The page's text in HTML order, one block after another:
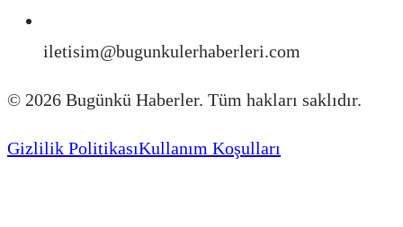
iletisim@bugunkulerhaberleri.com
© 2026 Bugünkü Haberler. Tüm hakları saklıdır.
Gizlilik PolitikasıKullanım Koşulları